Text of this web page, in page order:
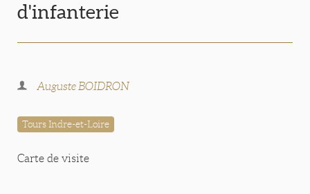
d'infanterie
Auguste BOIDRON
Tours Indre-et-Loire
Carte de visite